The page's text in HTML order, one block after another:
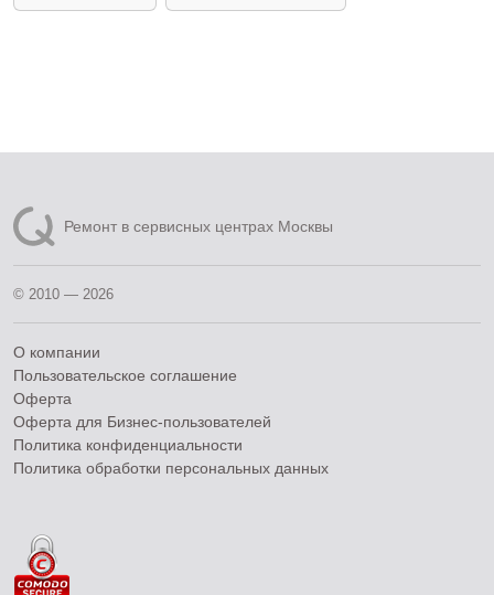
Ремонт в сервисных центрах Москвы
© 2010 — 2026
О компании
Пользовательское соглашение
Оферта
Оферта для Бизнес-пользователей
Политика конфиденциальности
Политика обработки персональных данных